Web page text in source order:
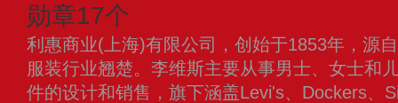
勋章17个
利惠商业(上海)有限公司，创始于1853年，源
服装行业翘楚。李维斯主要从事男士、女士和
件的设计和销售，旗下涵盖Levi's、Dockers、